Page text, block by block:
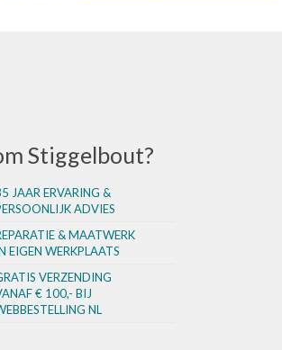
Stiggelbout?
JAAR ERVARING &
ADVIES
& MAATWERK
EIGEN WERKPLAATS
VERZENDING
€ 100,- BIJ
NL